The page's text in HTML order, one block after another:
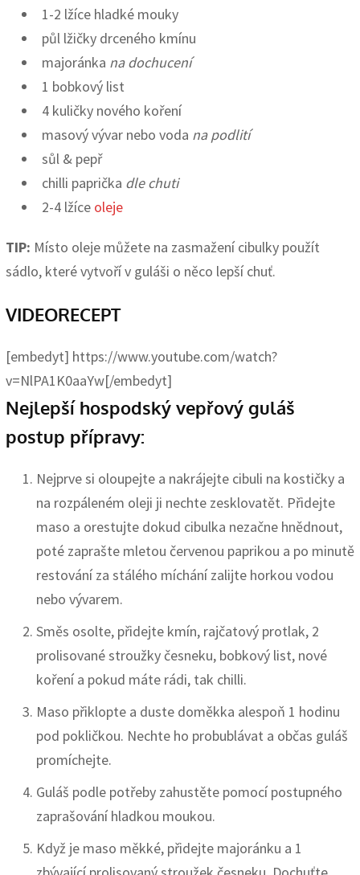
1-2 lžíce hladké mouky
půl lžičky drceného kmínu
majoránka na dochucení
1 bobkový list
4 kuličky nového koření
masový vývar nebo voda na podlití
sůl & pepř
chilli paprička dle chuti
2-4 lžíce oleje
TIP: Místo oleje můžete na zasmažení cibulky použít
sádlo, které vytvoří v guláši o něco lepší chuť.
VIDEORECEPT
[embedyt] https://www.youtube.com/watch?
v=NlPA1K0aaYw[/embedyt]
Nejlepší hospodský vepřový guláš
postup přípravy:
Nejprve si oloupejte a nakrájejte cibuli na kostičky a
na rozpáleném oleji ji nechte zesklovatět. Přidejte
maso a orestujte dokud cibulka nezačne hnědnout,
poté zaprašte mletou červenou paprikou a po minutě
restování za stálého míchání zalijte horkou vodou
nebo vývarem.
Směs osolte, přidejte kmín, rajčatový protlak, 2
prolisované stroužky česneku, bobkový list, nové
koření a pokud máte rádi, tak chilli.
Maso přiklopte a duste doměkka alespoň 1 hodinu
pod pokličkou. Nechte ho probublávat a občas guláš
promíchejte.
Guláš podle potřeby zahustěte pomocí postupného
zaprašování hladkou moukou.
Když je maso měkké, přidejte majoránku a 1